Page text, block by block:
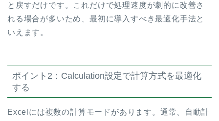
と戻すだけです。これだけで処理速度が劇的に改善さ
れる場合が多いため、最初に導入すべき最適化手法と
いえます。
ポイント2：Calculation設定で計算方式を最適化
する
Excelには複数の計算モードがあります。通常、自動計